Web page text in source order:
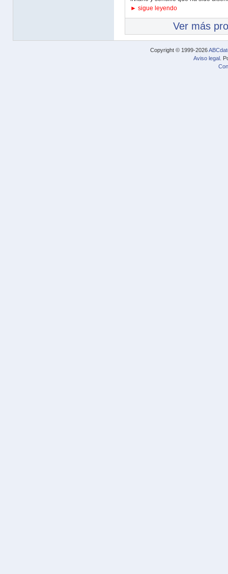
► sigue leyendo
Ver más
Copyright © 1999-2026
Aviso legal .